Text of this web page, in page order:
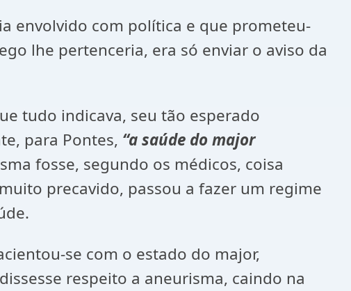
com política e que prometeu-
lhe pertenceria, era só enviar o aviso da
indicava, seu tão esperado
para Pontes, “a saúde do major
fosse, segundo os médicos, coisa
precavido, passou a fazer um regime
se com o estado do major,
respeito a aneurisma, caindo na